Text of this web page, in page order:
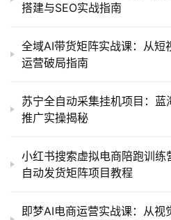
搭建与SEO实战指南
全域AI带货矩阵实战课：从短
运营破局指南
苏宁全自动采集挂机项目：
推广实操揭秘
小红书搜索虚拟电商陪跑训
自动发货矩阵项目教程
即梦AI电商运营实战课：从